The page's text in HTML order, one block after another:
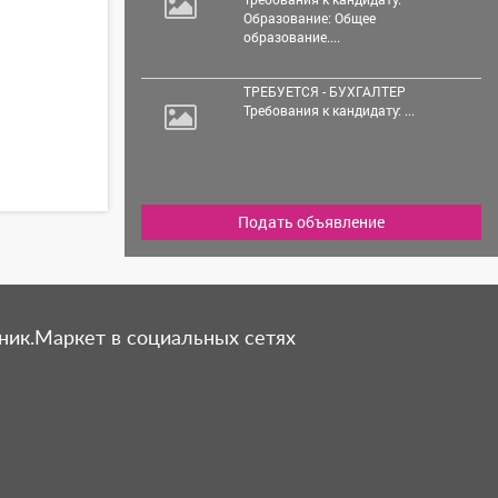
Образование: Общее
образование....
ТРЕБУЕТСЯ - БУХГАЛТЕР
Требования к кандидату: ...
Подать объявление
в социальных сетях